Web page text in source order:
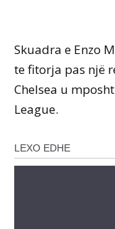
Skuadra e Enzo
te fitorja pas një
Chelsea u
League.